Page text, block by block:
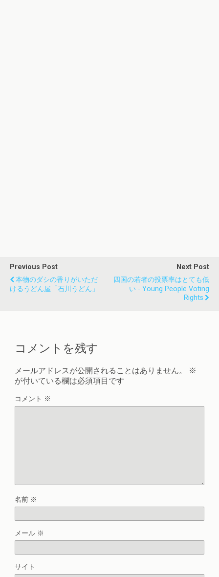
Previous Post
本物のダシの香りがいただ
けるうどん屋「石川うどん」
Next Post
四国の若者の投票率はとても低
い - Young People Voting
Rights
コメントを残す
メールアドレスが公開されることはありません。
※
が付いている欄は必須項目です
コメント ※
名前 ※
メール ※
サイト